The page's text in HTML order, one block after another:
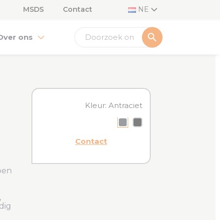
MSDS Contact NE
ons search
Kleur: Antraciet
Zwart
Antraciet
Contact